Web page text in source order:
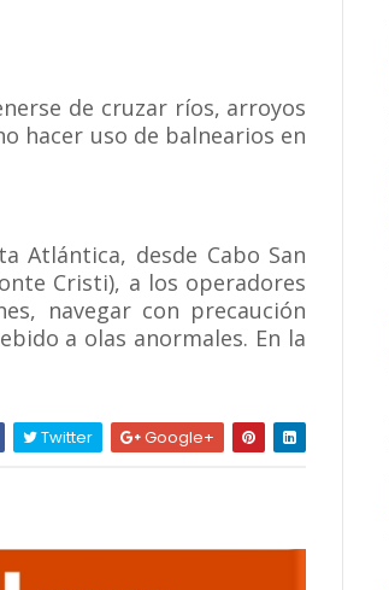
de cruzar ríos, arroyos
hacer uso de balnearios en
Atlántica, desde Cabo San
Cristi), a los operadores
navegar con precaución
a olas anormales. En la
Twitter Google+